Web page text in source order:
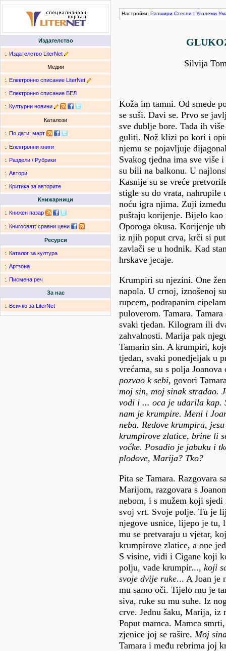
Издателство
:. Издателство LiterNet
Медии
:. Електронно списание LiterNet
:. Електронно списание БЕЛ
:. Културни новини
Каталози
:. По дати: март
:. Електронни книги
:. Раздели / Рубрики
:. Автори
:. Критика за авторите
Книжарници
:. Книжен пазар
:. Книгосвят: сравни цени
Ресурси
:. Каталог за култура
:. Артзона
:. Писмена реч
За нас
:. Всичко за LiterNet
Настройки: Разшири Стесни | Уголеми
Silvija
Koža im tamni. Od smeđe
se suši. Davi se. Prvo se
sve dublje bore. Tada ih
guliti. Nož klizi po kori i
njemu se pojavljuje
Svakog tjedna ima sve više
su bili na balkonu. U
Kasnije su se vreće
stigle su do vrata, nahrupile
noću igra njima. Zuji
puštaju korijenje. Bijelo
Oporoga okusa. Korijenje
iz njih poput crva, krči si
zavlači se u hodnik. Kad
hrskave jecaje.
Krumpiri su njezini. One
napola. U crnoj, iznošenoj
rupcem, podrapanim
puloverom. Tamara.
svaki tjedan. Kilogram ili
zahvalnosti. Marija pak
Tamarin sin. A krumpiri,
tjedan, svaki ponedjeljak u
vrećama, su s polja
pozvao k sebi, govori
moj sin, moj sinak stradao.
vodi i ... oca je udarila kap.
nam je krumpire. Meni i
neba. Redove krumpira,
krumpirove zlatice, brine li
voćke. Posadio je jabuku i
plodove, Marija? Tko?
Pita se Tamara. Razgovara
Marijom, razgovara s
nebom, i s mužem koji sjedi
svoj vrt. Svoje polje. Tu je
njegove usnice, lijepo je tu,
mu se pretvaraju u vjetar,
krumpirove zlatice, a one
S visine, vidi i Cigane koji
polju, vade krumpir..., koji
svoje dvije ruke... A Joan je
mu samo oči. Tijelo mu je
siva, ruke su mu suhe. Iz
crve. Jednu šaku, Marija, iz
Poput mamca. Mamca
zjenice joj se rašire. Moj
Tamara i među rebrima joj